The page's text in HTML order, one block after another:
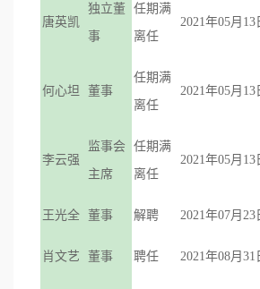
唐英凯
独立董
事
任期满
离任
2021年05月13
何心坦 董事
任期满
离任
2021年05月13
李云强
监事会
主席
任期满
离任
2021年05月13
王光全 董事 解聘 2021年07月23
肖文艺 董事 聘任 2021年08月31